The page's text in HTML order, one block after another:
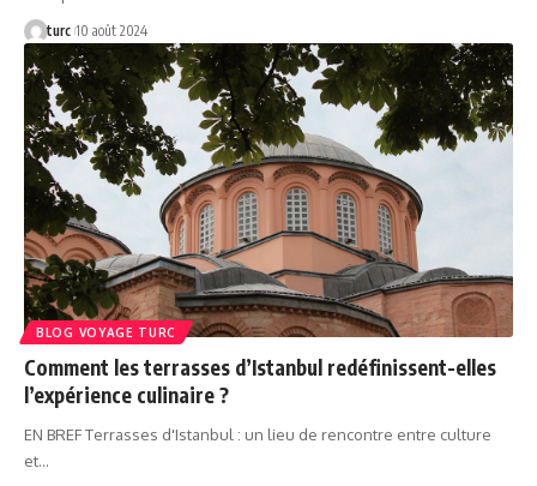
turc 10 août 2024
BLOG VOYAGE TURC
Comment les terrasses d’Istanbul redéfinissent-elles
l’expérience culinaire ?
EN BREF Terrasses d'Istanbul : un lieu de rencontre entre culture
et…